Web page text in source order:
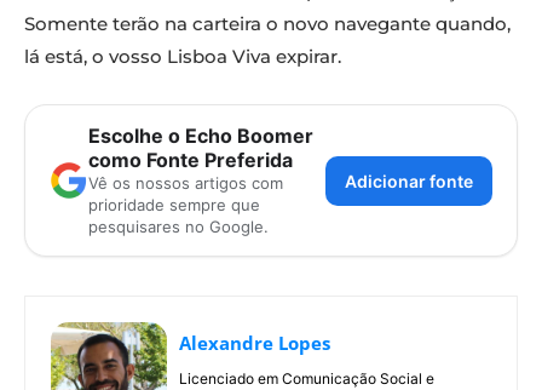
Somente terão na carteira o novo navegante quando,
lá está, o vosso Lisboa Viva expirar.
Escolhe o Echo Boomer
como Fonte Preferida
Vê os nossos artigos com
prioridade sempre que
pesquisares no Google.
Adicionar fonte
Alexandre Lopes
Licenciado em Comunicação Social e